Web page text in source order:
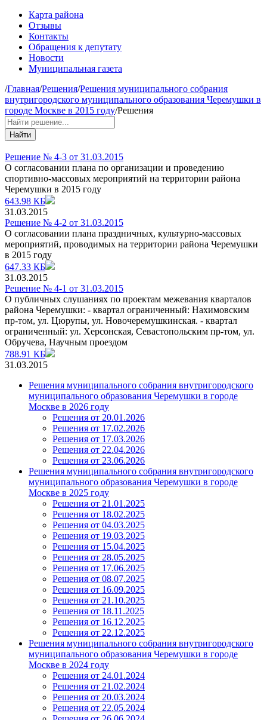
Карта района
Отзывы
Контакты
Обращения к депутату
Новости
Муниципальная газета
/Главная/Решения/Решения муниципального собрания
внутригородского муниципального образования Черемушки в
городе Москве в 2015 году/Решения
Найти
Решение № 4-3 от 31.03.2015
О согласовании плана по организации и проведению
спортивно-массовых мероприятий на территории района
Черемушки в 2015 году
643.98 КБ
31.03.2015
Решение № 4-2 от 31.03.2015
О согласовании плана праздничных, культурно-массовых
мероприятий, проводимых на территории района Черемушки
в 2015 году
647.33 КБ
31.03.2015
Решение № 4-1 от 31.03.2015
О публичных слушаниях по проектам межевания кварталов
района Черемушки: - квартал ограниченный: Нахимовским
пр-том, ул. Цюрупы, ул. Новочеремушкинская. - квартал
ограниченный: ул. Херсонская, Севастопольским пр-том, ул.
Обручева, Научным проездом
788.91 КБ
31.03.2015
Решения муниципального собрания внутригородского
муниципального образования Черемушки в городе
Москве в 2026 году
Решения от 20.01.2026
Решения от 17.02.2026
Решения от 17.03.2026
Решения от 22.04.2026
Решения от 23.06.2026
Решения муниципального собрания внутригородского
муниципального образования Черемушки в городе
Москве в 2025 году
Решения от 21.01.2025
Решения от 18.02.2025
Решения от 04.03.2025
Решения от 19.03.2025
Решения от 15.04.2025
Решения от 28.05.2025
Решения от 17.06.2025
Решения от 08.07.2025
Решения от 16.09.2025
Решения от 21.10.2025
Решения от 18.11.2025
Решения от 16.12.2025
Решения от 22.12.2025
Решения муниципального собрания внутригородского
муниципального образования Черемушки в городе
Москве в 2024 году
Решения от 24.01.2024
Решения от 21.02.2024
Решения от 20.03.2024
Решения от 22.05.2024